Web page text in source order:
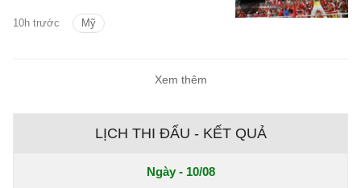
10h trước Mỹ
Xem thêm
LỊCH THI ĐẤU - KẾT QUẢ
Ngày - 10/08